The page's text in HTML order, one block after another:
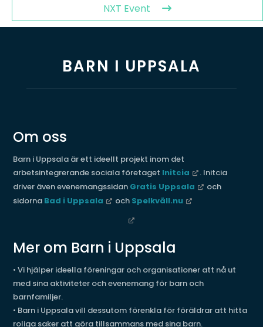
NXT Event
BARN I UPPSALA
Om oss
Barn i Uppsala är ett ideellt projekt inom det
arbetsintegrerande sociala företaget Initcia
. Initcia
driver även evenemangssidan Gratis Uppsala
och
sidorna Bad i Uppsala och Spelkväll.nu
Mer om Barn i Uppsala
• Vi hjälper ideella föreningar och organisationer att nå ut
med sina aktiviteter och evenemang för barn och
barnfamiljer.
• Barn i Uppsala vill dessutom förenkla för föräldrar att hitta
roliga saker att göra tillsammans med sina barn.